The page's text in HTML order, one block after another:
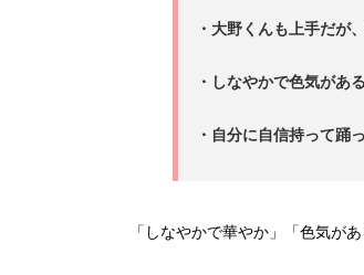
・大野くんも上手だが
・しなやかで色気があ
・自分に自信持って踊
「しなやかで華やか」「色気が